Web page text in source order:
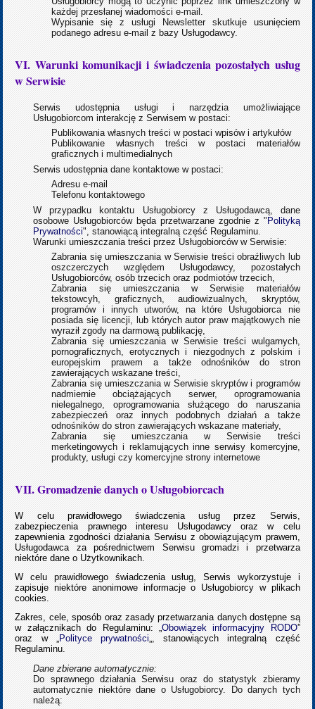
każdej przesłanej wiadomości e-mail.
Wypisanie się z usługi Newsletter skutkuje usunięciem
podanego adresu e-mail z bazy Usługodawcy.
VI. Warunki komunikacji i świadczenia pozostałych usług
w Serwisie
Serwis udostępnia usługi i narzędzia umożliwiające
Usługobiorcom interakcję z Serwisem w postaci:
Publikowania własnych treści w postaci wpisów i artykułów
Publikowanie własnych treści w postaci materiałów
graficznych i multimedialnych
Serwis udostępnia dane kontaktowe w postaci:
Adresu e-mail
Telefonu kontaktowego
W przypadku kontaktu Usługobiorcy z Usługodawcą, dane
osobowe Usługobiorców będa przetwarzane zgodnie z " Polityką
Prywatności", stanowiącą integralną część Regulaminu.
Warunki umieszczania treści przez Usługobiorców w Serwisie:
Zabrania się umieszczania w Serwisie treści obraźliwych lub
oszczerczych względem Usługodawcy, pozostałych
Usługobiorców, osób trzecich oraz podmiotów trzecich,
Zabrania się umieszczania w Serwisie materiałów
tekstowcyh, graficznych, audiowizualnych, skryptów,
programów i innych utworów, na które Usługobiorca nie
posiada się licencji, lub których autor praw majątkowych nie
wyraził zgody na darmową publikację,
Zabrania się umieszczania w Serwisie treści wulgarnych,
pornograficznych, erotycznych i niezgodnych z polskim i
europejskim prawem a także odnośników do stron
zawierających wskazane treści,
Zabrania się umieszczania w Serwisie skryptów i programów
nadmiernie obciążających serwer, oprogramowania
nielegalnego, oprogramowania służącego do naruszania
zabezpieczeń oraz innych podobnych działań a także
odnośników do stron zawierających wskazane materiały,
Zabrania się umieszczania w Serwisie treści
merketingowych i reklamujących inne serwisy komercyjne,
produkty, usługi czy komercyjne strony internetowe
VII. Gromadzenie danych o Usługobiorcach
W celu prawidłowego świadczenia usług przez Serwis,
zabezpieczenia prawnego interesu Usługodawcy oraz w celu
zapewnienia zgodności działania Serwisu z obowiązującym prawem,
Usługodawca za pośrednictwem Serwisu gromadzi i przetwarza
niektóre dane o Użytkownikach.
W celu prawidłowego świadczenia usług, Serwis wykorzystuje i
zapisuje niektóre anonimowe informacje o Usługobiorcy w plikach
cookies.
Zakres, cele, sposób oraz zasady przetwarzania danych dostępne są
w załącznikach do Regulaminu: „ Obowiązek informacyjny RODO”
oraz w „
Polityce prywatności „, stanowiących integralną część
Regulaminu.
Dane zbierane automatycznie:
Do sprawnego działania Serwisu oraz do statystyk zbieramy
automatycznie niektóre dane o Usługobiorcy. Do danych tych
należą: